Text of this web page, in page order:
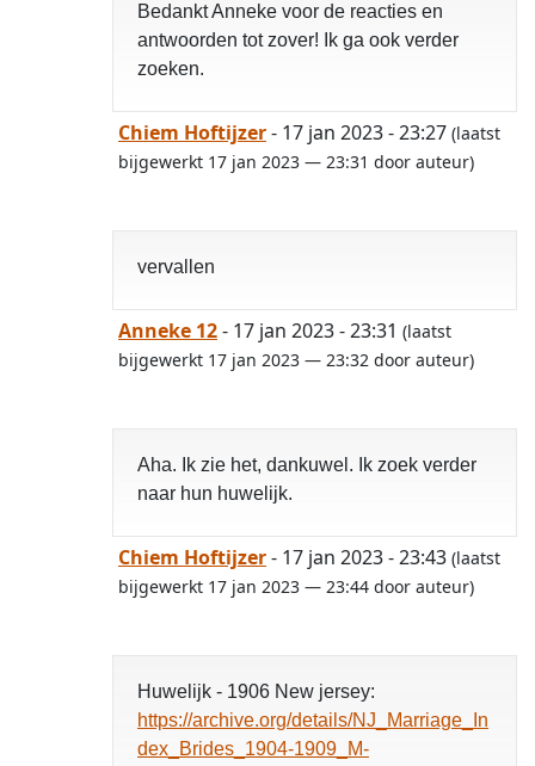
Bedankt Anneke voor de reacties en
antwoorden tot zover! Ik ga ook verder
zoeken.
Chiem Hoftijzer- 17 jan 2023 - 23:27 (laatst
bijgewerkt 17 jan 2023 — 23:31 door auteur)
vervallen
Anneke 12- 17 jan 2023 - 23:31 (laatst
bijgewerkt 17 jan 2023 — 23:32 door auteur)
Aha. Ik zie het, dankuwel. Ik zoek verder
naar hun huwelijk.
Chiem Hoftijzer- 17 jan 2023 - 23:43 (laatst
bijgewerkt 17 jan 2023 — 23:44 door auteur)
Huwelijk - 1906 New jersey:
https://archive.org/details/NJ_Marriage_In
dex_Brides_1904-1909_M-